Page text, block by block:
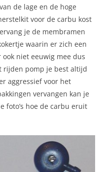
de lage en de hoge
voor de carbu kost
je de membramen
waarin er zich een
niet eeuwig mee dus
rijden pomp je best altijd
aggressief voor het
vervangen kan je
foto’s hoe de carbu eruit